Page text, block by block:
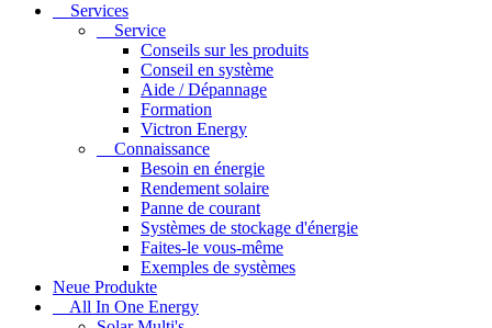
Services
Service
Conseils sur les produits
Conseil en système
Aide / Dépannage
Formation
Victron Energy
Connaissance
Besoin en énergie
Rendement solaire
Panne de courant
Systèmes de stockage d'énergie
Faites-le vous-même
Exemples de systèmes
Neue Produkte
All In One Energy